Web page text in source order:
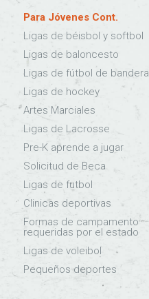
Para Jóvenes Cont.
Ligas de béisbol y softbol
Ligas de baloncesto
Ligas de fútbol de bandera
Ligas de hockey
Artes Marciales
Ligas de Lacrosse
Pre-K aprende a jugar
Solicitud de Beca
Ligas de futbol
Clinicas deportivas
Formas de campamento
requeridas por el estado
Ligas de voleibol
Pequeños deportes